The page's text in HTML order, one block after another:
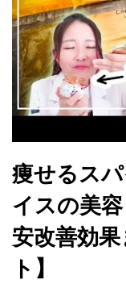
痩せるス
イスの美
安改善効
ト】